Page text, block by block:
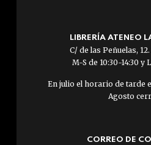
LIBRERÍA ATENEO
C/ de las Peñuelas,
M-S de 10:30-14:30 y
En julio el horario de tarde
Agosto
CORREO DE